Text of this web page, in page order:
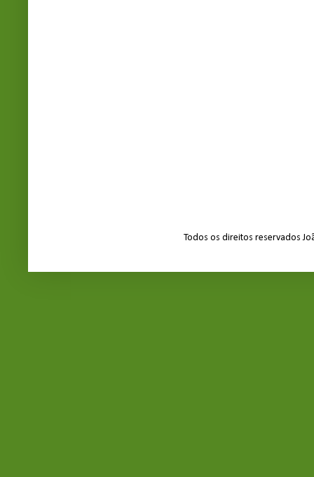
Todos os direitos reservados